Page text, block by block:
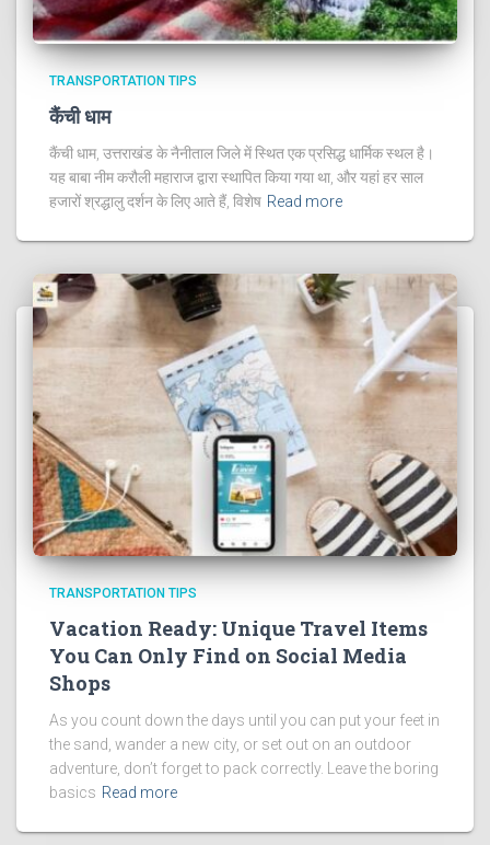
TRANSPORTATION TIPS
कैंची धाम
कैंची धाम, उत्तराखंड के नैनीताल जिले में स्थित एक प्रसिद्ध धार्मिक स्थल है।
यह बाबा नीम करौली महाराज द्वारा स्थापित किया गया था, और यहां हर साल
हजारों श्रद्धालु दर्शन के लिए आते हैं, विशेष Read more
TRANSPORTATION TIPS
Vacation Ready: Unique Travel Items
You Can Only Find on Social Media
Shops
As you count down the days until you can put your feet in
the sand, wander a new city, or set out on an outdoor
adventure, don’t forget to pack correctly. Leave the boring
basics Read more